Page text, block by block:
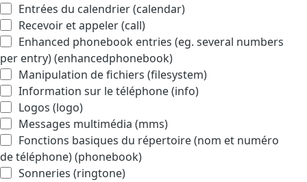
Entrées du calendrier (calendar)
Recevoir et appeler (call)
Enhanced phonebook entries (eg. several numbers
per entry) (enhancedphonebook)
Manipulation de fichiers (filesystem)
Information sur le téléphone (info)
Logos (logo)
Messages multimédia (mms)
Fonctions basiques du répertoire (nom et numéro
de téléphone) (phonebook)
Sonneries (ringtone)